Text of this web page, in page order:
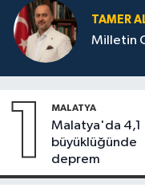
TAMER
Milletin
1 MALATYA
Malatya'da 4,1
büyüklüğünde
deprem